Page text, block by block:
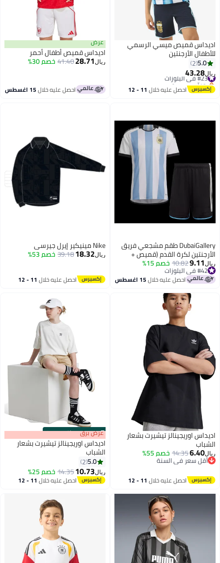
اديداس قميص ميسي الرسمي
للأطفال الأرجنتين
5.0
2
ريال43.28
#23 في البلوزات
بتخلّص بسرعة
#23 في البلوزات احصل عليه خلال 11 - 12
عرض
اديداس قميص أطفال أحمر
ريال28.71
41.40خصم 30%
احصل عليه خلال15 اغسطس
DubaiGallery طقم مشجعي فريق
الأرجنتين لكرة القدم (قميص +
شورت)
ريال9.11
10.82خصم 15%
#42 في البلوزات
#42 في البلوزات احصل عليه خلال15 اغسطس
Nike مينيكير إيرل جيرسي
ريال18.32
39.18خصم 53%
احصل عليه خلال 11 - 12
اديداس اوريجينالز تيشيرت بشعار
الشباب
ريال6.40
14.35خصم 55%
أقل سعر في السنة
أقل سعر في السنة
احصل عليه خلال 11 - 12
00m:00s
·باقي 100% عرض برق
اديداس اوريجينالز تيشيرت بشعار
الشباب
5.0
2
ريال10.73
14.35خصم 25%
احصل عليه خلال 11 - 12